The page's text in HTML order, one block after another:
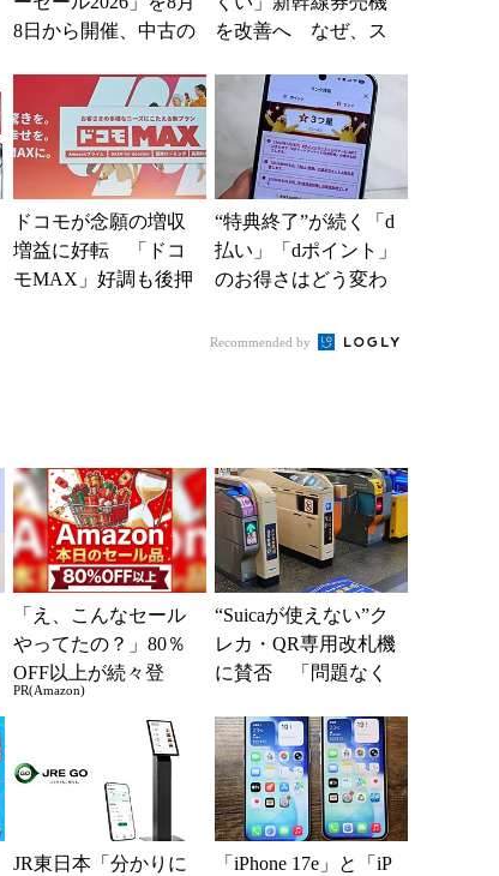
8日から開催、中古の
を改善へ なぜ、ス
の最短1分購入」を実
ドコモが念願の増収
増益に好転 「ドコ
モMAX」好調も後押
“特典終了”が続く「d
払い」「dポイント」
のお得さはどう変わ
「dカード」の利用が
Recommended by
「え、こんなセール
やってたの？」80％
OFF以上が続々登
場！Amazonの本気が
PR(Amazon)
“Suicaが使えない”ク
レカ・QR専用改札機
に賛否 「問題なく
系ICの方がスムー...
JR東日本「分かりに
「iPhone 17e」と「iP